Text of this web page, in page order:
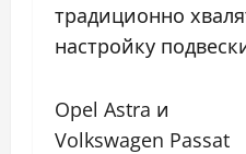
традиционно
настройку
Opel Astra и
Volkswagen Passat